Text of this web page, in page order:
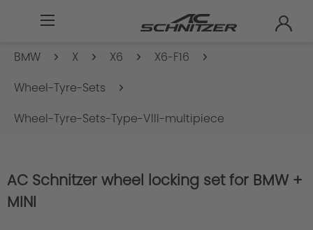
BMW X X6
X6-F16
Wheel-Tyre-Sets
Wheel-Tyre-Sets-Type-VIII-multipiece
AC Schnitzer wheel locking set for BMW +
MINI